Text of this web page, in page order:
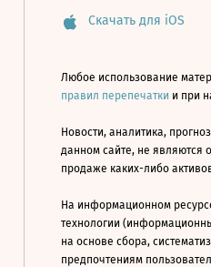
Скачать для iOS
Любое использование
правил перепечатки и при
Новости, аналитика,
данном сайте, не являются
продаже каких-либо
На информационном
технологии
на основе сбора,
предпочтениям